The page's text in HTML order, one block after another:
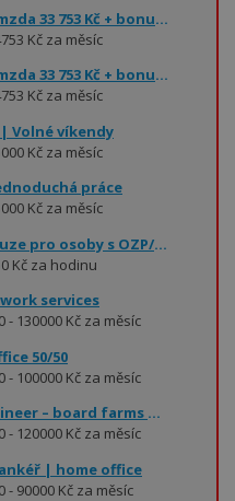
Pouze ranní směna | Základní mzda 33 753 Kč + bonus až 10 % | Operátor výroby – předmontáž strojů
Kč za měsíc
Pouze ranní směna | Základní mzda 33 753 Kč + bonus až 10 % | Operátor výroby – předmontáž strojů
Kč za měsíc
Volné víkendy
Kč za měsíc
práce
Kč za měsíc
Úklid apartmánů v Ostravě- pouze pro osoby s OZP/ID
Kč za hodinu
services
- 130000 Kč za měsíc
50/50
- 100000 Kč za měsíc
Senior test infrastructure engineer – board farms & remote labs
- 120000 Kč za měsíc
| home office
- 90000 Kč za měsíc